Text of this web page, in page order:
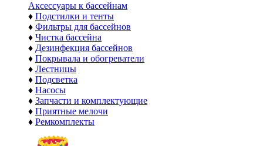
Аксессуары к бассейнам
♦ Подстилки и тенты
♦ Фильтры для бассейнов
♦ Чистка бассейна
♦ Дезинфекция бассейнов
♦ Покрывала и обогреватели
♦ Лестницы
♦ Подсветка
♦ Насосы
♦ Запчасти и комплектующие
♦ Приятные мелочи
♦ Ремкомплекты